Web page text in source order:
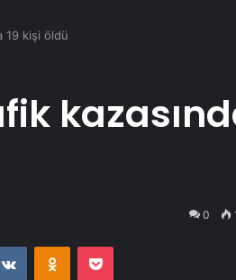
19 kişi öldü
0
VKontakteOdnoklassniki
Pocket